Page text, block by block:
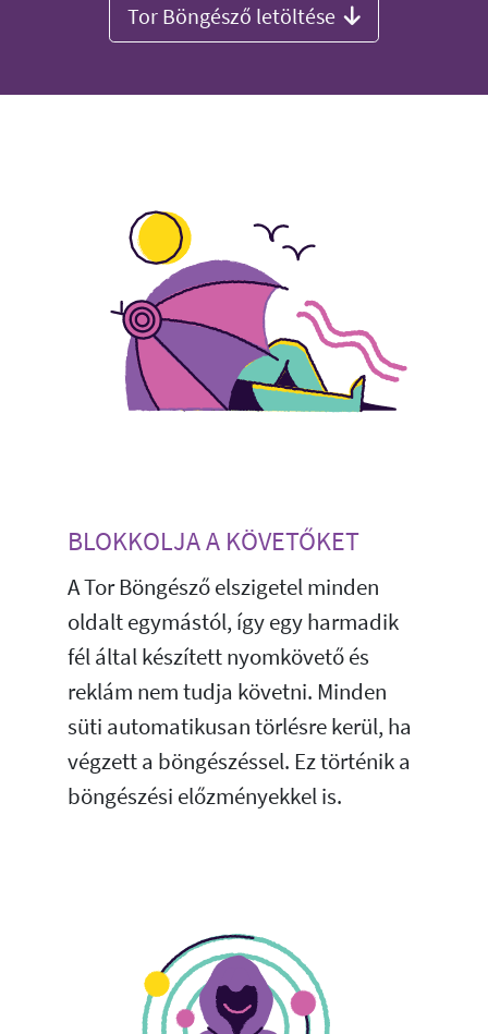
Tor Böngésző letöltése
BLOKKOLJA A KÖVETŐKET
A Tor Böngésző elszigetel minden
oldalt egymástól, így egy harmadik
fél által készített nyomkövető és
reklám nem tudja követni. Minden
süti automatikusan törlésre kerül, ha
végzett a böngészéssel. Ez történik a
böngészési előzményekkel is.